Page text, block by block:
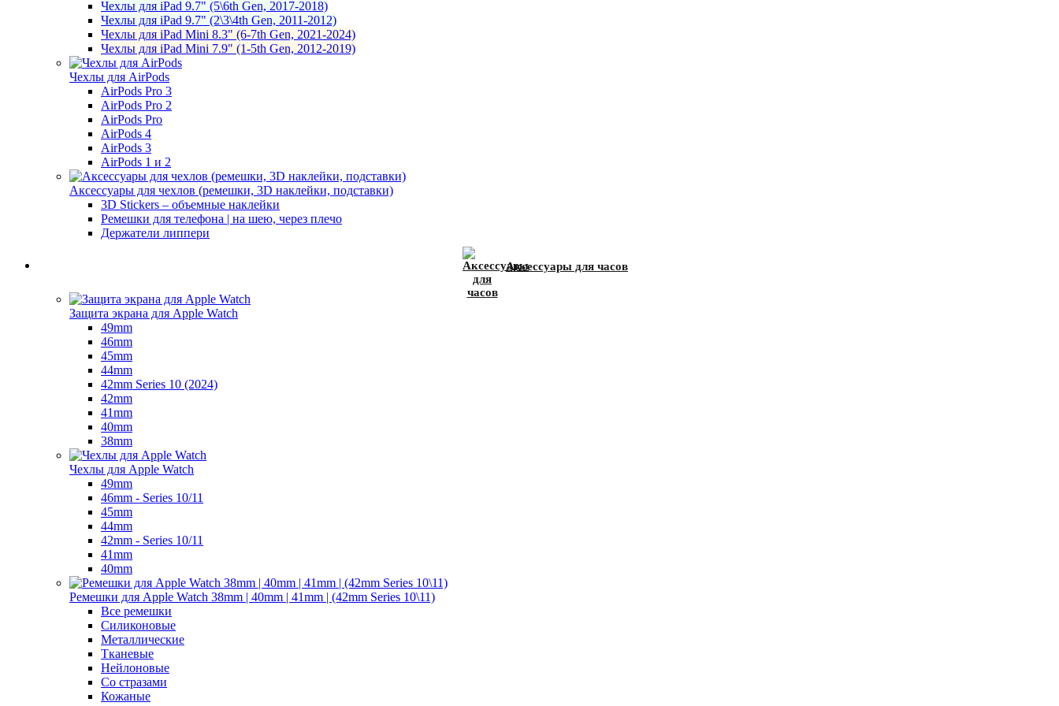
Чехлы для iPad 9.7" (5\6th Gen, 2017-2018)
Чехлы для iPad 9.7" (2\3\4th Gen, 2011-2012)
Чехлы для iPad Mini 8.3" (6-7th Gen, 2021-2024)
Чехлы для iPad Mini 7.9" (1-5th Gen, 2012-2019)
Чехлы для AirPods
AirPods Pro 3
AirPods Pro 2
AirPods Pro
AirPods 4
AirPods 3
AirPods 1 и 2
Аксессуары для чехлов (ремешки, 3D наклейки, подставки)
3D Stickers – объемные наклейки
Ремешки для телефона | на шею, через плечо
Держатели липпери
Аксессуары для часов
Защита экрана для Apple Watch
49mm
46mm
45mm
44mm
42mm Series 10 (2024)
42mm
41mm
40mm
38mm
Чехлы для Apple Watch
49mm
46mm - Series 10/11
45mm
44mm
42mm - Series 10/11
41mm
40mm
Ремешки для Apple Watch 38mm | 40mm | 41mm | (42mm Series 10\11)
Все ремешки
Силиконовые
Металлические
Тканевые
Нейлоновые
Со стразами
Кожаные